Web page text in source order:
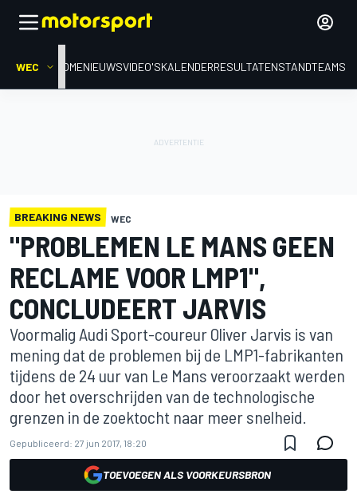
WEC HOMENIEUWSVIDEO'SKALENDERRESULTATENSTANDTEAMS
BREAKING NEWS WEC
"PROBLEMEN LE MANS GEEN
RECLAME VOOR LMP1",
CONCLUDEERT JARVIS
Voormalig Audi Sport-coureur Oliver Jarvis is van
mening dat de problemen bij de LMP1-fabrikanten
tijdens de 24 uur van Le Mans veroorzaakt werden
door het overschrijden van de technologische
grenzen in de zoektocht naar meer snelheid.
Gepubliceerd: 27 jun 2017, 18:20
TOEVOEGEN ALS VOORKEURSBRON